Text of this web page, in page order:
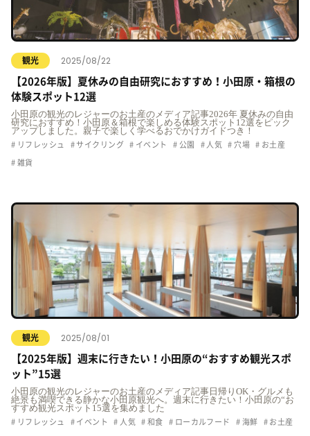
観光 2025/08/22
【2026年版】夏休みの自由研究におすすめ！小田原・箱根の
体験スポット12選
小田原の観光のレジャーのお土産のメディア記事2026年 夏休みの自由
研究におすすめ！小田原＆箱根で楽しめる体験スポット12選をピック
アップしました。親子で楽しく学べるおでかけガイドつき！
リフレッシュ サイクリング イベント 公園 人気 穴場 お土産
雑貨
観光 2025/08/01
【2025年版】週末に行きたい！小田原の“おすすめ観光スポ
ット”15選
小田原の観光のレジャーのお土産のメディア記事日帰りOK・グルメも
絶景も満喫できる静かな小田原観光へ。週末に行きたい！小田原の“お
すすめ観光スポット15選を集めました
リフレッシュ イベント 人気 和食 ローカルフード 海鮮 お土産